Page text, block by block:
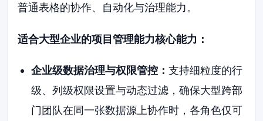
普通表格的协作、自动化与治理能力。
适合大型企业的项目管理能力核心能力：
企业级数据治理与权限管控： 支持细粒度的行
级、列级权限设置与动态过滤，确保大型跨部
门团队在同一张数据源上协作时，各角色仅可